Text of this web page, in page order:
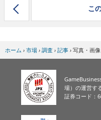
こ
ホーム › 市場 › 調査 › 記事 › 写真・画像
場）の運営す
証券コード：